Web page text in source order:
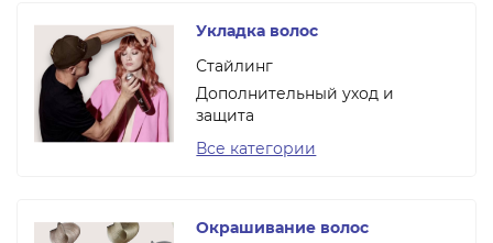
Укладка волос
Стайлинг
Дополнительный уход и
защита
Все категории
Окрашивание волос